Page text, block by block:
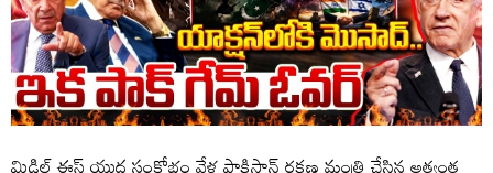
మిడిల్ ఈస్ట్ యుద్ధ సంక్షోభం వేళ పాకిస్తాన్ రక్షణ మంత్రి చేసిన అత్యంత